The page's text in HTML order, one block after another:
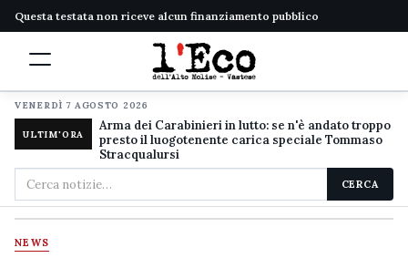
Questa testata non riceve alcun finanziamento pubblico
VENERDÌ 7 AGOSTO 2026
ULTIM'ORA
Arma dei Carabinieri in lutto: se n'è andato troppo
presto il luogotenente carica speciale Tommaso
Stracqualursi
Cerca
nel
sito
CERCA
NEWS